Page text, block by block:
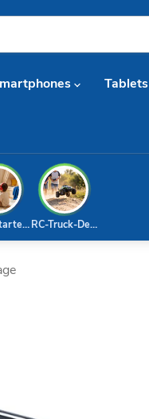
Tablets
RC-Truck-Deal